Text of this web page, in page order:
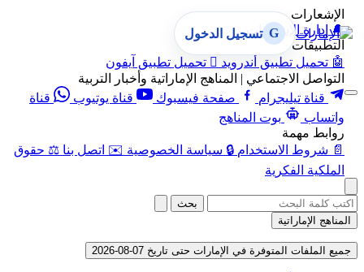
الإشعارات
🔔 إدارة الإشعارات
التطبيقات
🤖 تحميل تطبيق أندرويد  تحميل تطبيق آيفون
التواصل الاجتماعي | المناهج الإماراتية وأخبار التربية
قناة تيليجرام
صفحة فيسبوك قناة يوتيوب
قناة
واتساب
بوت المناهج
روابط مهمة
📄 شروط الاستخدام 🔒 سياسة الخصوصية ✉️ اتصل بنا ⚖️ حقوق
الملكية الفكرية
G تسجيل الدخول
بحث
المناهج الإماراتية
جميع الملفات المتوفرة في الإمارات حتى تاريخ 07-08-2026